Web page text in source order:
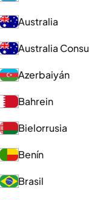
Australia
Australia
Azerbaiyán
Bahrein
Bielorrusia
Benín
Brasil